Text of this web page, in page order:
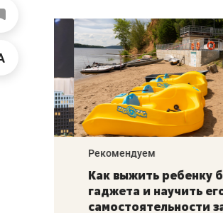
–
Рекомендуем
Как выжить ребенку без
гаджета и научить его
самостоятельности за 18